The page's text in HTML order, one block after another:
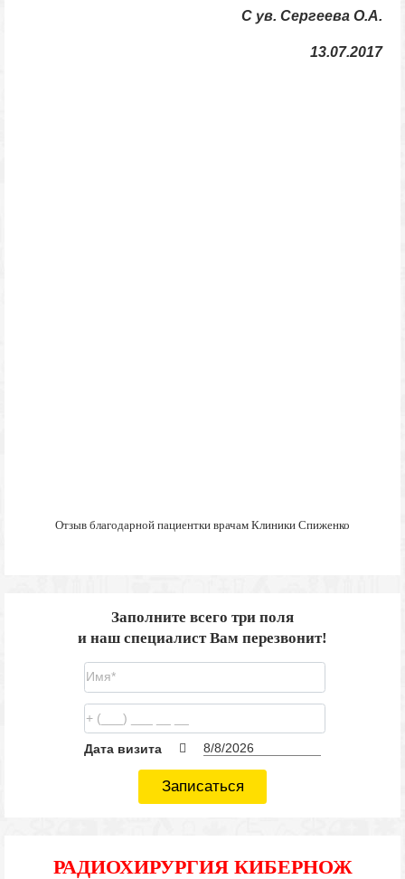
С ув. Сергеева О.А.
13.07.2017
Отзыв благодарной пациентки врачам Клиники Спиженко
Заполните всего три поля
и наш специалист Вам перезвонит!
Дата визита
Записаться
РАДИОХИРУРГИЯ КИБЕРНОЖ